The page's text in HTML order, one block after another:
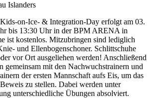
Islanders
on-Ice- & Integration-Day erfolgt am 03.
bis 13:30 Uhr in der BPM ARENA in
ist kostenlos. Mitzubringen sind lediglich
und Ellenbogenschoner. Schlittschuhe
vor Ort ausgeliehen werden! Anschließend
gemeinsam mit den Nachwuchstrainern und
der ersten Mannschaft aufs Eis, um das
zu stellen. Dabei werden unter
unterschiedliche Übungen absolviert.